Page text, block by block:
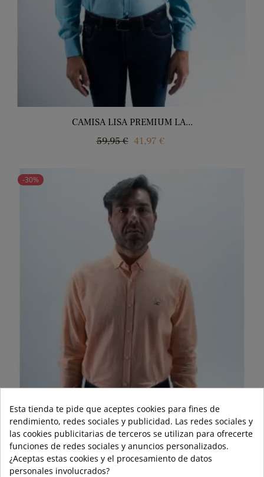
CAMISA LISA PREMIUM LA...
Regular
59,95 € Price
41,97 €
-30%
Esta tienda te pide que aceptes cookies para fines de
rendimiento, redes sociales y publicidad. Las redes sociales y
las cookies publicitarias de terceros se utilizan para ofrecerte
funciones de redes sociales y anuncios personalizados.
¿Aceptas estas cookies y el procesamiento de datos
personales involucrados?